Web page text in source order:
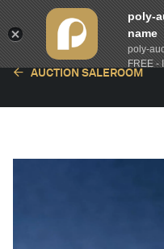
AUCTION SALEROOM
poly-
name
poly-
FREE -